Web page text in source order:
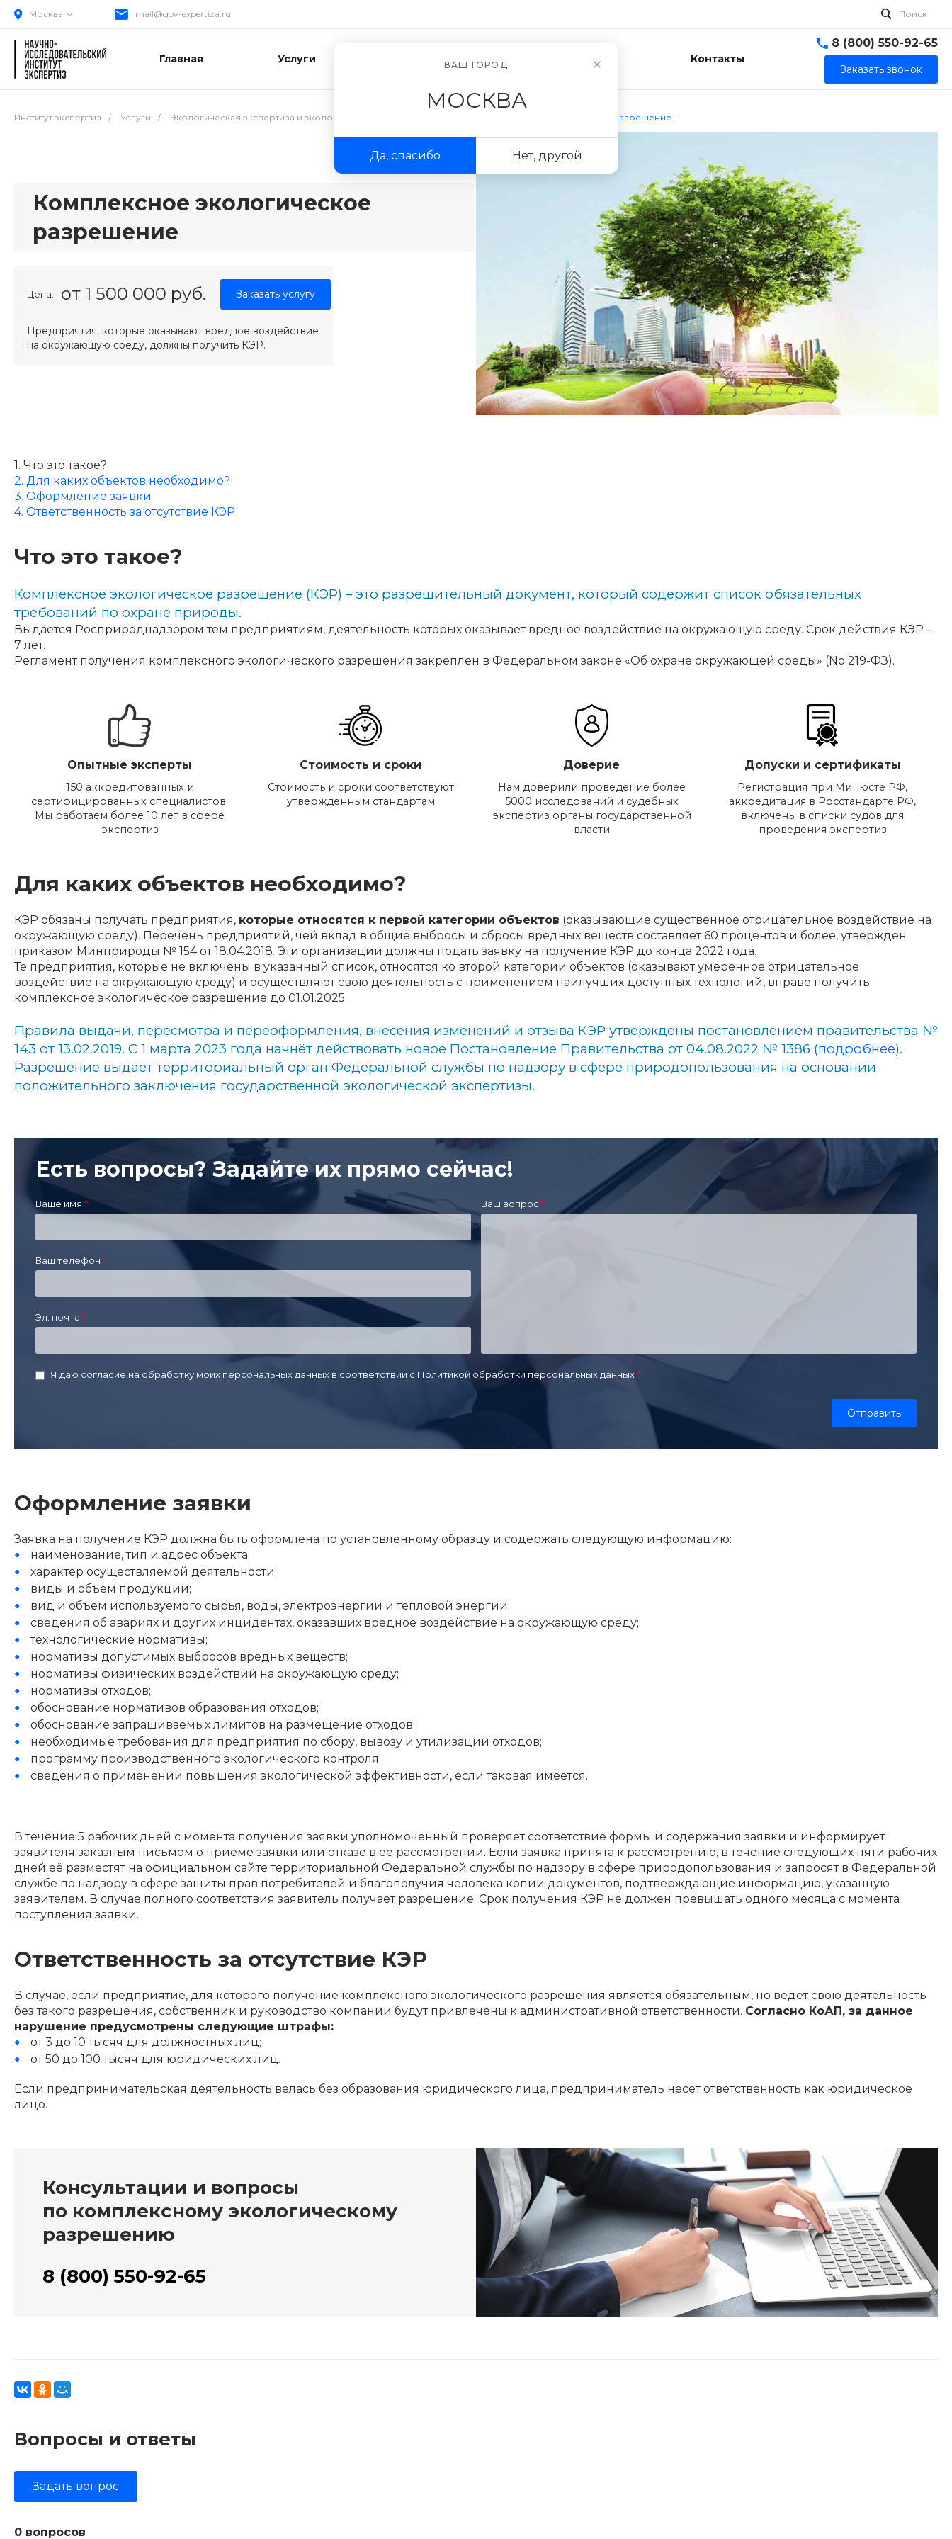
Москва
ВАШ ГОРОД
МОСКВА
Да, спасибо Нет, другой
mail@gov-expertiza.ru Поиск
Главная Услуги О компании Контакты
8 (800) 550-92-65
Заказать звонок
Институт экспертиз / Услуги / Экологическая экспертиза и экологическое проектирование Комплексное экологическое разрешение
Комплексное экологическое
разрешение
Цена: от 1 500 000 руб. Заказать услугу
Предприятия, которые оказывают вредное воздействие
на окружающую среду, должны получить КЭР.
1. Что это такое?
2. Для каких объектов необходимо?
3. Оформление заявки
4. Ответственность за отсутствие КЭР
Что это такое?
Комплексное экологическое разрешение (КЭР) – это разрешительный документ, который содержит список обязательных
требований по охране природы.
Выдается Росприроднадзором тем предприятиям, деятельность которых оказывает вредное воздействие на окружающую среду. Срок действия КЭР –
7 лет.
Регламент получения комплексного экологического разрешения закреплен в Федеральном законе «Об охране окружающей среды» (No 219-ФЗ).
Опытные эксперты
150 аккредитованных и
сертифицированных специалистов.
Мы работаем более 10 лет в сфере
экспертиз
Стоимость и сроки
Стоимость и сроки соответствуют
утвержденным стандартам
Доверие
Нам доверили проведение более
5000 исследований и судебных
экспертиз органы государственной
власти
Допуски и сертификаты
Регистрация при Минюсте РФ,
аккредитация в Росстандарте РФ,
включены в списки судов для
проведения экспертиз
Для каких объектов необходимо?
КЭР обязаны получать предприятия, которые относятся к первой категории объектов (оказывающие существенное отрицательное воздействие на
окружающую среду). Перечень предприятий, чей вклад в общие выбросы и сбросы вредных веществ составляет 60 процентов и более, утвержден
приказом Минприроды № 154 от 18.04.2018. Эти организации должны подать заявку на получение КЭР до конца 2022 года.
Те предприятия, которые не включены в указанный список, относятся ко второй категории объектов (оказывают умеренное отрицательное
воздействие на окружающую среду) и осуществляют свою деятельность с применением наилучших доступных технологий, вправе получить
комплексное экологическое разрешение до 01.01.2025.
Правила выдачи, пересмотра и переоформления, внесения изменений и отзыва КЭР утверждены постановлением правительства №
143 от 13.02.2019. С 1 марта 2023 года начнёт действовать новое Постановление Правительства от 04.08.2022 № 1386 (подробнее).
Разрешение выдаёт территориальный орган Федеральной службы по надзору в сфере природопользования на основании
положительного заключения государственной экологической экспертизы.
Есть вопросы? Задайте их прямо сейчас!
Ваше имя Ваш вопрос
Ваш телефон
Эл. почта
Я даю согласие на обработку моих персональных данных в соответствии с Политикой обработки персональных данных
Оформление заявки
Заявка на получение КЭР должна быть оформлена по установленному образцу и содержать следующую информацию:
наименование, тип и адрес объекта;
характер осуществляемой деятельности;
виды и объем продукции;
вид и объем используемого сырья, воды, электроэнергии и тепловой энергии;
сведения об авариях и других инцидентах, оказавших вредное воздействие на окружающую среду;
технологические нормативы;
нормативы допустимых выбросов вредных веществ;
нормативы физических воздействий на окружающую среду;
нормативы отходов;
обоснование нормативов образования отходов;
обоснование запрашиваемых лимитов на размещение отходов;
необходимые требования для предприятия по сбору, вывозу и утилизации отходов;
программу производственного экологического контроля;
сведения о применении повышения экологической эффективности, если таковая имеется.
В течение 5 рабочих дней с момента получения заявки уполномоченный проверяет соответствие формы и содержания заявки и информирует
заявителя заказным письмом о приеме заявки или отказе в её рассмотрении. Если заявка принята к рассмотрению, в течение следующих пяти рабочих
дней её разместят на официальном сайте территориальной Федеральной службы по надзору в сфере природопользования и запросят в Федеральной
службе по надзору в сфере защиты прав потребителей и благополучия человека копии документов, подтверждающие информацию, указанную
заявителем. В случае полного соответствия заявитель получает разрешение. Срок получения КЭР не должен превышать одного месяца с момента
поступления заявки.
Ответственность за отсутствие КЭР
В случае, если предприятие, для которого получение комплексного экологического разрешения является обязательным, но ведет свою деятельность
без такого разрешения, собственник и руководство компании будут привлечены к административной ответственности. Согласно КоАП, за данное
нарушение предусмотрены следующие штрафы:
от 3 до 10 тысяч для должностных лиц;
от 50 до 100 тысяч для юридических лиц.
Если предпринимательская деятельность велась без образования юридического лица, предприниматель несет ответственность как юридическое
лицо.
Консультации и вопросы
по комплексному экологическому
разрешению
8 (800) 550-92-65
Вопросы и ответы
Задать вопрос
0 вопросов